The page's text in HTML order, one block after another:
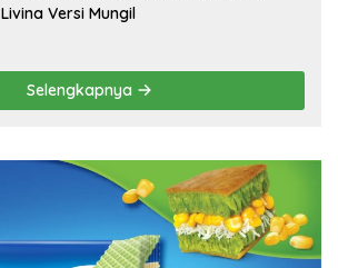
Livina Versi Mungil
Selengkapnya